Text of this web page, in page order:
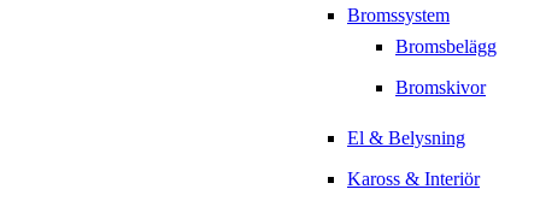
Bromssystem
Bromsbelägg
Bromskivor
El & Belysning
Kaross & Interiör